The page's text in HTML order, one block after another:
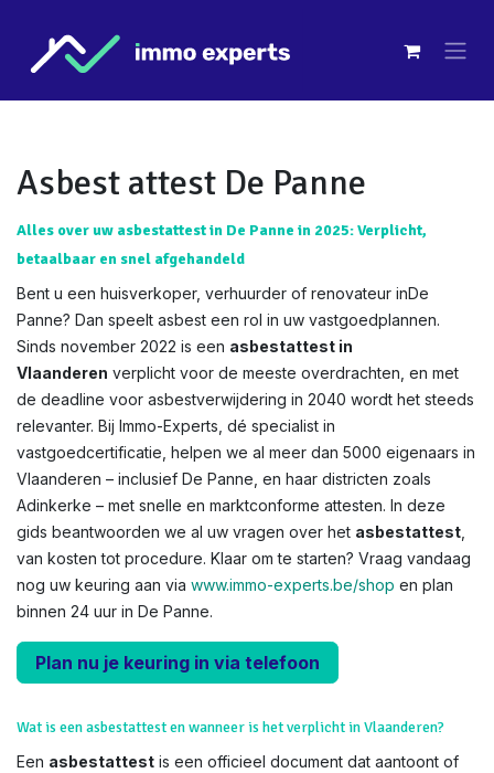
Asbest attest De Panne
Alles over uw asbestattest in De Panne in 2025: Verplicht,
betaalbaar en snel afgehandeld
Bent u een huisverkoper, verhuurder of renovateur inDe
Panne? Dan speelt asbest een rol in uw vastgoedplannen.
Sinds november 2022 is een asbestattest in
Vlaanderen verplicht voor de meeste overdrachten, en met
de deadline voor asbestverwijdering in 2040 wordt het steeds
relevanter. Bij Immo-Experts, dé specialist in
vastgoedcertificatie, helpen we al meer dan 5000 eigenaars in
Vlaanderen – inclusief De Panne, en haar districten zoals
Adinkerke – met snelle en marktconforme attesten. In deze
gids beantwoorden we al uw vragen over het asbestattest
van kosten tot procedure. Klaar om te starten? Vraag vandaag
nog uw keuring aan via www.immo-experts.be/shop en plan
binnen 24 uur in De Panne.
Plan nu je keuring in via telefoon
Wat is een asbestattest en wanneer is het verplicht in Vlaanderen?
Een asbestattest is een officieel document dat aantoont of